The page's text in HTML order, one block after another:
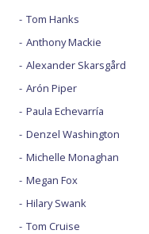
Tom Hanks
Anthony Mackie
Alexander Skarsgård
Arón Piper
Paula Echevarría
Denzel Washington
Michelle Monaghan
Megan Fox
Hilary Swank
Tom Cruise